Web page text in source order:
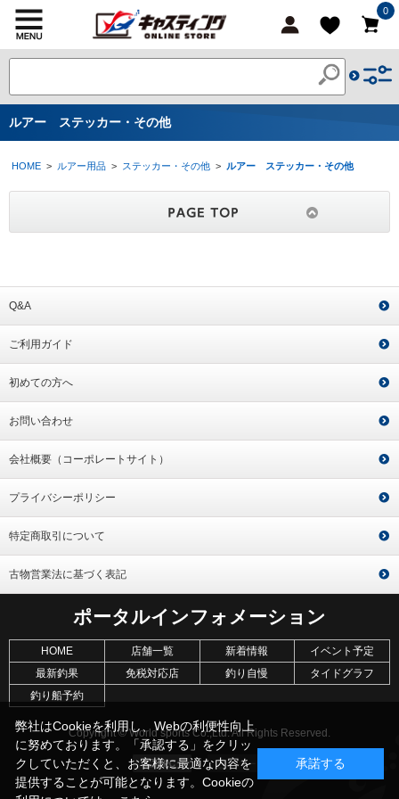
0
ルアー ステッカー・その他
HOME > ルアー用品 > ステッカー・その他 > ルアー ステッカー・その他
Q&A
ご利用ガイド
初めての方へ
お問い合わせ
会社概要（コーポレートサイト）
プライバシーポリシー
特定商取引について
古物営業法に基づく表記
ポータルインフォメーション
HOME 店舗一覧 新着情報
イベント予定
最新釣果
免税対応店 釣り自慢
タイドグラフ
釣り船予約
Copyright © World sports Co.,Ltd. All Rights Reserved.
弊社はCookieを利用し、Webの利便性向上
に努めております。「承認する」をクリッ
クしていただくと、お客様に最適な内容を
提供することが可能となります。Cookieの
承諾する